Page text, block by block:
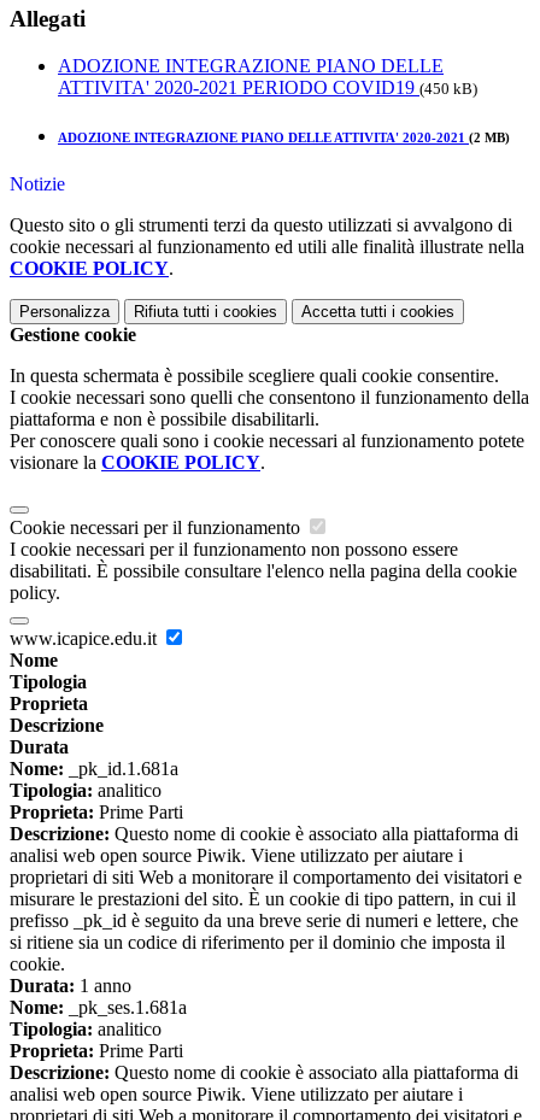
Allegati
ADOZIONE INTEGRAZIONE PIANO DELLE
ATTIVITA' 2020-2021 PERIODO COVID19 (450 kB)
ADOZIONE INTEGRAZIONE PIANO DELLE ATTIVITA' 2020-2021 (2 MB)
Notizie
Questo sito o gli strumenti terzi da questo utilizzati si avvalgono di
cookie necessari al funzionamento ed utili alle finalità illustrate nella
COOKIE POLICY.
Personalizza Rifiuta tutti i cookies Accetta tutti i cookies
Gestione cookie
In questa schermata è possibile scegliere quali cookie consentire.
I cookie necessari sono quelli che consentono il funzionamento della
piattaforma e non è possibile disabilitarli.
Per conoscere quali sono i cookie necessari al funzionamento potete
visionare la COOKIE POLICY.
Cookie necessari per il funzionamento
I cookie necessari per il funzionamento non possono essere
disabilitati. È possibile consultare l'elenco nella pagina della cookie
policy.
www.icapice.edu.it
Nome
Tipologia
Proprieta
Descrizione
Durata
Nome: _pk_id.1.681a
Tipologia: analitico
Proprieta: Prime Parti
Descrizione: Questo nome di cookie è associato alla piattaforma di
analisi web open source Piwik. Viene utilizzato per aiutare i
proprietari di siti Web a monitorare il comportamento dei visitatori e
misurare le prestazioni del sito. È un cookie di tipo pattern, in cui il
prefisso _pk_id è seguito da una breve serie di numeri e lettere, che
si ritiene sia un codice di riferimento per il dominio che imposta il
cookie.
Durata: 1 anno
Nome: _pk_ses.1.681a
Tipologia: analitico
Proprieta: Prime Parti
Descrizione: Questo nome di cookie è associato alla piattaforma di
analisi web open source Piwik. Viene utilizzato per aiutare i
proprietari di siti Web a monitorare il comportamento dei visitatori e